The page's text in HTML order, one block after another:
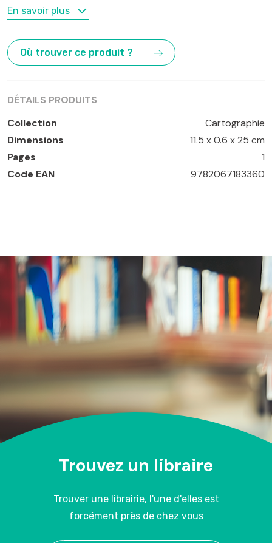
MOTS-CLÉS
En savoir plus
Où trouver ce produit ?
DÉTAILS PRODUITS
Collection
Cartographie
Dimensions
11.5 x 0.6 x 25 cm
Pages
1
Code EAN
9782067183360
Trouvez un libraire
Trouver une librairie, l'une d'elles est
forcément près de chez vous